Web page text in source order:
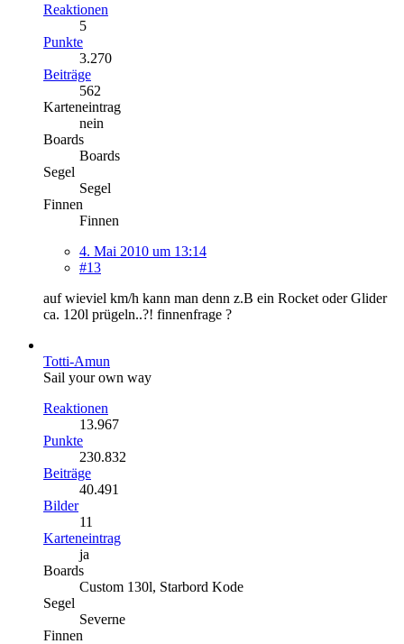
Reaktionen
5
Punkte
3.270
Beiträge
562
Karteneintrag
nein
Boards
Boards
Segel
Segel
Finnen
Finnen
4. Mai 2010 um 13:14
#13
auf wieviel km/h kann man denn z.B ein Rocket oder Glider
ca. 120l prügeln..?! finnenfrage ?
Totti-Amun
Sail your own way
Reaktionen
13.967
Punkte
230.832
Beiträge
40.491
Bilder
11
Karteneintrag
ja
Boards
Custom 130l, Starbord Kode
Segel
Severne
Finnen